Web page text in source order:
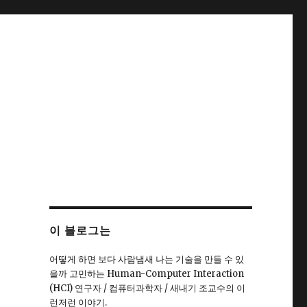
이 블로그는
어떻게 하면 보다 사람냄새 나는 기술을 만들 수 있
을까 고민하는 Human-Computer Interaction
(HCI) 연구자 / 컴퓨터과학자 / 새내기 조교수의 이
런저런 이야기.